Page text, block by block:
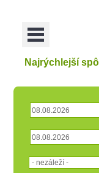
Menu
Najrýchlejší